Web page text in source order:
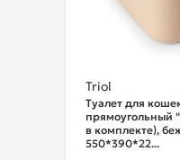
Triol
Туалет для
прямоугольный
в комплекте),
550*390*22...